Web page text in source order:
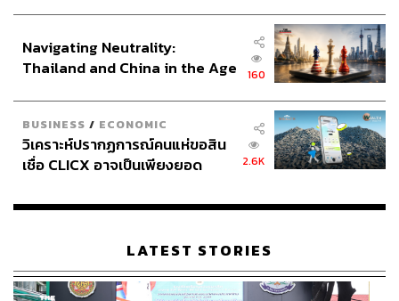
Navigating Neutrality:
Thailand and China in the Age
160
BUSINESS / ECONOMIC
วิเคราะห์ปรากฏการณ์คนแห่ขอสิน
เชื่อ CLICX อาจเป็นเพียงยอด
เรือนไทยที่ถูกซุกไว้
2.6K
LATEST STORIES